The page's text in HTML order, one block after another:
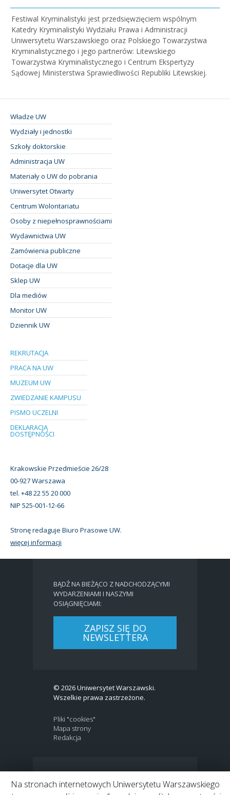
Festiwal Kryminalistyki jest przedsięwzięciem wspólnym
Katedry Kryminalistyki Wydziału Prawa i Administracji
Uniwersytetu Warszawskiego oraz Polskiego Towarzystwa
Kryminalistycznego i jego partnerów: Litewskiego
Towarzystwa Kryminalistycznego i Centrum Ekspertyzy
Sądowej Ministerstwa Sprawiedliwości Republiki Litewskiej.
Władze UW
Wydziały i jednostki
Szkoły doktorskie
Administracja UW
Materiały o UW do pobrania
Uniwersytet Otwarty
Centrum Wolontariatu
Osoby z niepełnosprawnościami
Wydawnictwa UW
Zamówienia publiczne
Dotacje dla UW
Sklep UW
Dla mediów
Monitor UW
Dziennik UW
REKRUTACJA
PRACA NA UW
MUZEUM UW
ZWIEDZANIE KAMPUSU
PISMO UCZELNI
DEKLARACJA
DOSTĘPNOŚCI
Krakowskie Przedmieście 26/28
00-927 Warszawa
tel. +48 22 55 20 000
NIP 525-001-12-66
Stronę redaguje Biuro Prasowe UW.
więcej informacji
BĄDŹ NA BIEŻĄCO Z NADCHODZĄCYMI
WYDARZENIAMI I NASZYMI
OSIĄGNIĘCIAMI:
ZAPISZ SIĘ DO
NEWSLETTERA
© 2026 Uniwersytet Warszawski.
Wszelkie prawa zastrzeżone.
Pliki "cookies"
Mapa strony
Redakcja
Na stronach internetowych Uniwersytetu Warszawskiego